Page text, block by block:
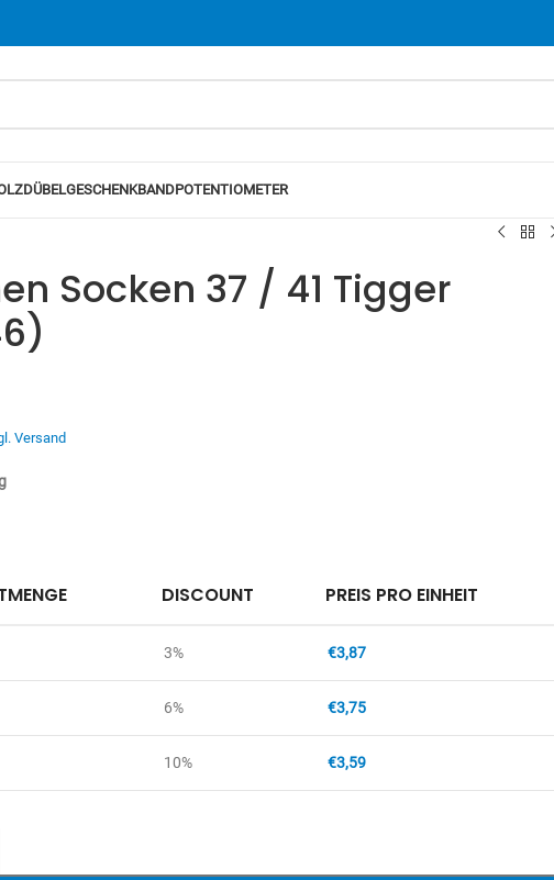
GESCHENKBANDPOTENTIOMETER
Socken 37 / 41 Tigger
Versand
DISCOUNT PREIS PRO EINHEIT
3% €3,87
6% €3,75
10% €3,59